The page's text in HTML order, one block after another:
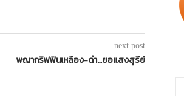
next post
พญากริฟฟินเหลือง-ดำ…ยอแสงสุรีย์